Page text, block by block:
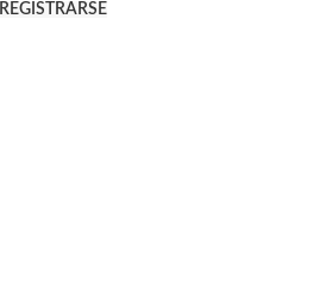
REGISTRARSE